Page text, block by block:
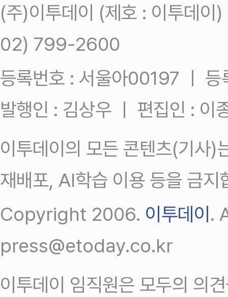
(주)이투데이 (제호 : 이투데
02) 799-2600
등록번호 : 서울아00197 ㅣ
발행인 : 김상우 ㅣ 편집인 : 이
이투데이의 모든 콘텐츠(기사)
재배포, AI학습 이용 등을 금지
Copyright 2006. 이투데이 .
press@etoday.co.kr
이투데이 임직원은 모두의 의